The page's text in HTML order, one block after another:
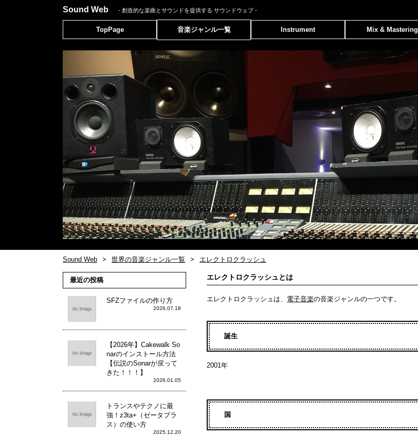
Sound Web - 創造的な楽曲とサウンドを提供する サウンドウェブ -
TopPage 音楽ジャンル一覧 Instrument Mix & Mastering
Sound Web 世界の音楽ジャンル一覧 エレクトロクラッシュ
エレクトロクラッシュとは
エレクトロクラッシュは、 電子音楽の音楽ジャンルの一つです。
誕生
2001年
国
最近の投稿
SFZファイルの作り方
2026.07.18
【2026年】Cakewalk So
narのインストール方法
【伝説のSonarが戻って
きた！！！】
2026.01.05
トランスやテクノに最
強！z3ta+（ゼータプラ
ス）の使い方
2025.12.20